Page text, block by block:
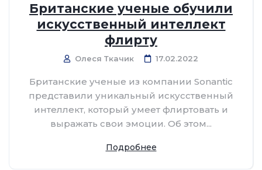
Британские ученые обучили
искусственный интеллект
флирту
Олеся Ткачик 17.02.2022
Британские ученые из компании Sonantic
представили уникальный искусственный
интеллект, который умеет флиртовать и
выражать свои эмоции. Об этом...
Подробнее